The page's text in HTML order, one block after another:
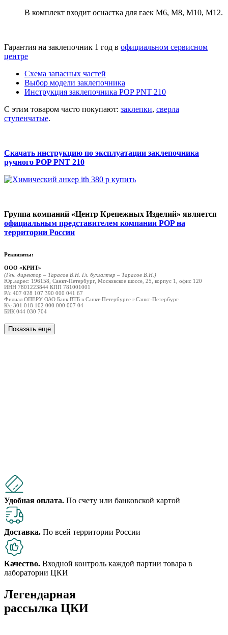
В комплект входит оснастка для гаек М6, M8, M10, M12.
Гарантия на заклепочник 1 год в официальном сервисном
центре
Схема запасных частей
Выбор модели заклепочника
Инструкция заклепочника POP PNT 210
С этим товаром часто покупают: заклепки, сверла
ступенчатые.
Скачать инструкцию по эксплуатации заклепочника
ручного POP PNT 210
Группа компаний «Центр Крепежных Изделий» является
официальным представителем компании POP на
территории России
Реквизиты:
ООО «КРИТ»
(Ген. директор – Тарасов В.Н. Гл. бухгалтер – Тарасов В.Н.)
Юр.адрес: 196158, Санкт-Петербург, Московское шоссе, 25, корпус 1, офис 120
ИНН 7801223844 КПП 781001001
Р/с 407 028 107 390 000 041 67
Филиал ОПЕРУ ОАО Банк ВТБ в Санкт-Петербурге г.Санкт-Петербург
К/с 301 018 102 000 000 007 04
БИК 044 030 704
Показать еще
Удобная оплата. По счету или банковской картой
Доставка. По всей территории России
Качество. Входной контроль каждой партии товара в
лаборатории ЦКИ
Легендарная
рассылка ЦКИ